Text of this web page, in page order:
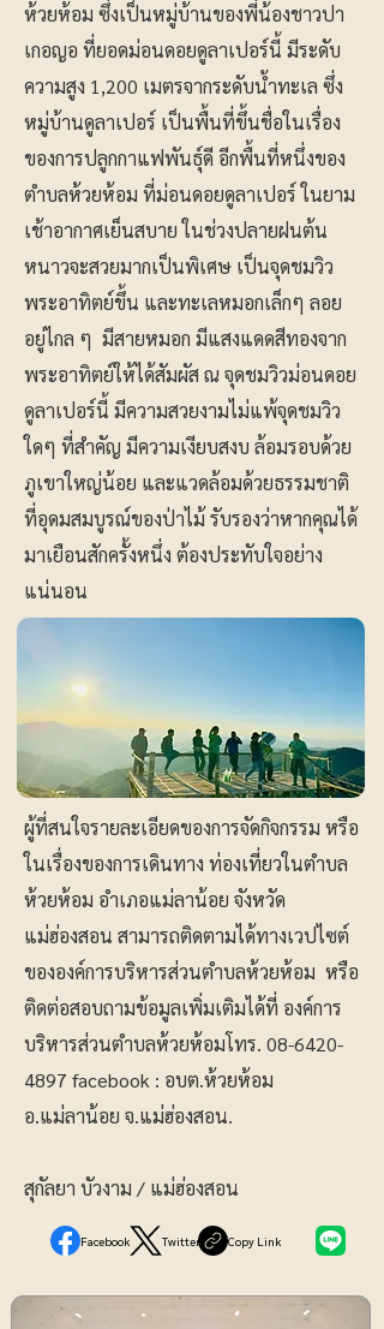
ห้วยห้อม ซึ่งเป็นหมู่บ้านของพี่น้องชาวปา
เกอญอ ที่ยอดม่อนดอยดูลาเปอร์นี้ มีระดับ
ความสูง 1,200 เมตรจากระดับน้ำทะเล ซึ่ง
หมู่บ้านดูลาเปอร์ เป็นพื้นที่ขึ้นชื่อในเรื่อง
ของการปลูกกาแฟพันธุ์ดี อีกพื้นที่หนึ่งของ
ตำบลห้วยห้อม ที่ม่อนดอยดูลาเปอร์ ในยาม
เช้าอากาศเย็นสบาย ในช่วงปลายฝนต้น
หนาวจะสวยมากเป็นพิเศษ เป็นจุดชมวิว
พระอาทิตย์ขึ้น และทะเลหมอกเล็กๆ ลอย
อยู่ไกล ๆ มีสายหมอก มีแสงแดดสีทองจาก
พระอาทิตย์ให้ได้สัมผัส ณ จุดชมวิวม่อนดอย
ดูลาเปอร์นี้ มีความสวยงามไม่แพ้จุดชมวิว
ใดๆ ที่สำคัญ มีความเงียบสงบ ล้อมรอบด้วย
ภูเขาใหญ่น้อย และแวดล้อมด้วยธรรมชาติ
ที่อุดมสมบูรณ์ของป่าไม้ รับรองว่าหากคุณได้
มาเยือนสักครั้งหนึ่ง ต้องประทับใจอย่าง
แน่นอน
ผู้ที่สนใจรายละเอียดของการจัดกิจกรรม หรือ
ในเรื่องของการเดินทาง ท่องเที่ยวในตำบล
ห้วยห้อม อำเภอแม่ลาน้อย จังหวัด
แม่ฮ่องสอน สามารถติดตามได้ทางเวปไซต์
ขององค์การบริหารส่วนตำบลห้วยห้อม หรือ
ติดต่อสอบถามข้อมูลเพิ่มเติมได้ที่ องค์การ
บริหารส่วนตำบลห้วยห้อมโทร. 08-6420-
4897 facebook : อบต.ห้วยห้อม
อ.แม่ลาน้อย จ.แม่ฮ่องสอน.
สุกัลยา บัวงาม / แม่ฮ่องสอน
Facebook Twitter Copy Link